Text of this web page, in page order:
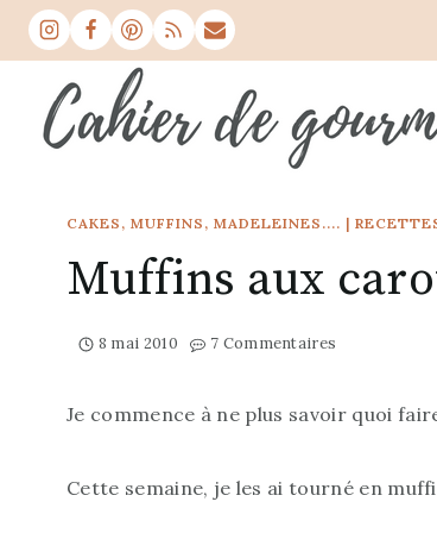
Aller
contenu
CAKES, MUFFINS, MADELEINES.... |
Muffins aux
8 mai 2010 7 Commentaires
Je commence à ne plus savoir quoi
Cette semaine, je les ai tourné en